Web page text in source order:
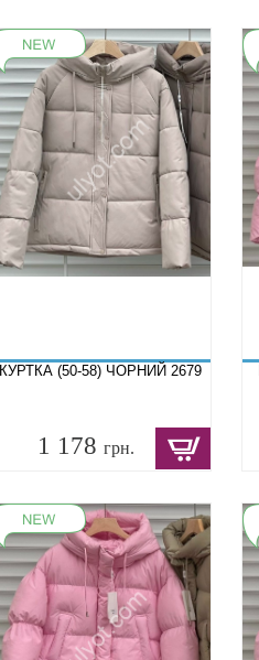
КУРТКА (50-58) ЧОРНИЙ 2679
1 178грн.